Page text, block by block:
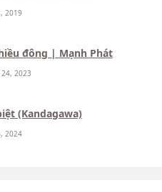
2019
đông | Mạnh Phát
2023
(Kandagawa)
2024